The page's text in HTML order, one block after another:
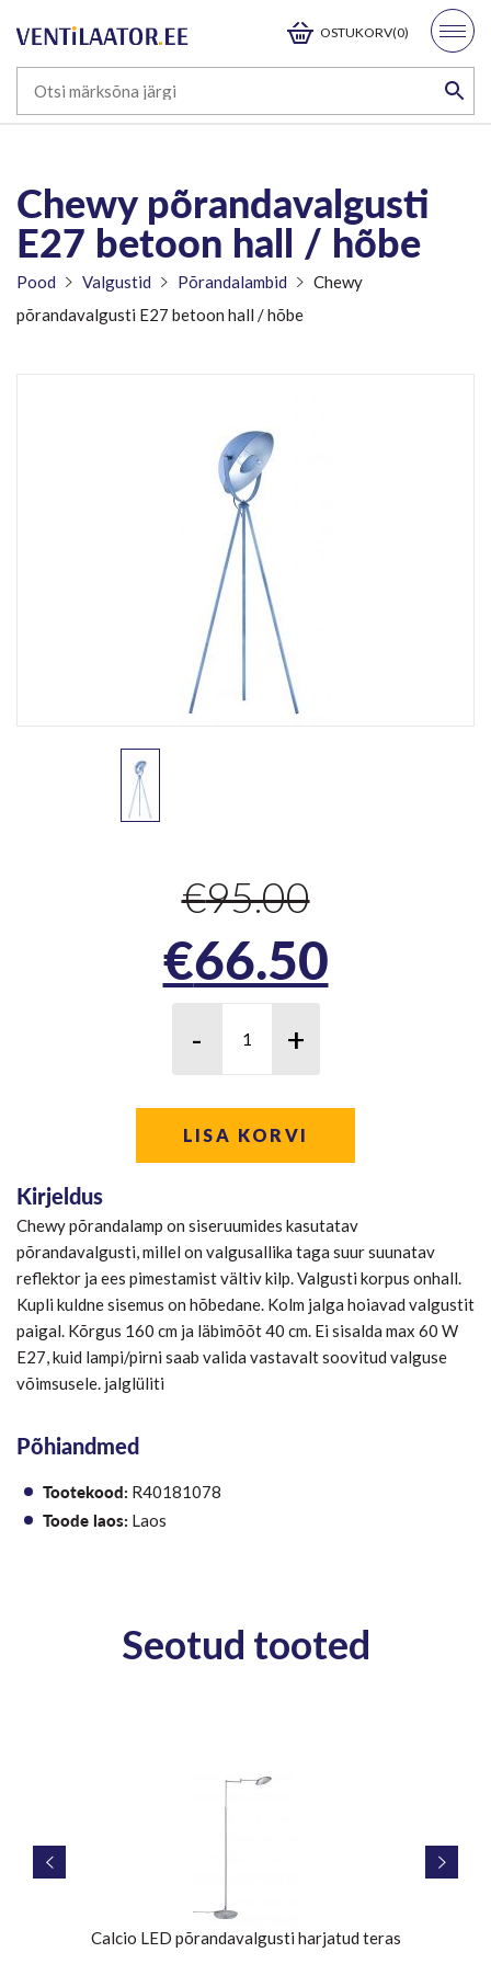
OSTUKORV(0)
Chewy põrandavalgusti
E27 betoon hall / hõbe
Pood Valgustid Põrandalambid
Chewy
põrandavalgusti E27 betoon hall / hõbe
Kirjeldus
Chewy põrandalamp on siseruumides kasutatav
põrandavalgusti, millel on valgusallika taga suur suunatav
reflektor ja ees pimestamist vältiv kilp. Valgusti korpus onhall.
Kupli kuldne sisemus on hõbedane. Kolm jalga hoiavad valgustit
paigal. Kõrgus 160 cm ja läbimõõt 40 cm. Ei sisalda max 60 W
E27, kuid lampi/pirni saab valida vastavalt soovitud valguse
võimsusele. jalglüliti
Põhiandmed
Tootekood: R40181078
Toode laos: Laos
€95.00
Algne
oli:
€95.00.
€66.50
LISA KORVI
Seotud tooted
Calcio LED põrandavalgusti harjatud teras